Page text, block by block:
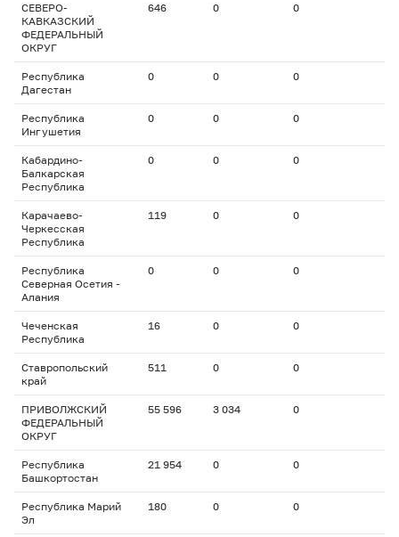
СЕВЕРО-
КАВКАЗСКИЙ
ФЕДЕРАЛЬНЫЙ
ОКРУГ
646 0 0
Республика
Дагестан
0 0 0
Республика
Ингушетия
0 0 0
Кабардино-
Балкарская
Республика
0 0 0
Карачаево-
Черкесская
Республика
119 0 0
Республика
Северная Осетия -
Алания
0 0 0
Чеченская
Республика
16 0 0
Ставропольский
край
511 0 0
ПРИВОЛЖСКИЙ
ФЕДЕРАЛЬНЫЙ
ОКРУГ
55 596 3 034 0
Республика
Башкортостан
21 954 0 0
Республика Марий
Эл
180 0 0